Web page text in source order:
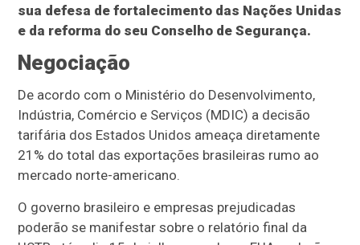
sua defesa de fortalecimento das Nações Unidas
e da reforma do seu Conselho de Segurança.
Negociação
De acordo com o Ministério do Desenvolvimento,
Indústria, Comércio e Serviços (MDIC) a decisão
tarifária dos Estados Unidos ameaça diretamente
21% do total das exportações brasileiras rumo ao
mercado norte-americano.
O governo brasileiro e empresas prejudicadas
poderão se manifestar sobre o relatório final da